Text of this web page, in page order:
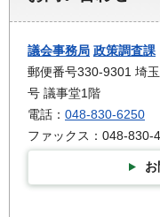
議会事務局 政策調査課
郵便番号330-9301 埼
号 議事堂1階
電話： 048-830-6250
ファックス：048-830-